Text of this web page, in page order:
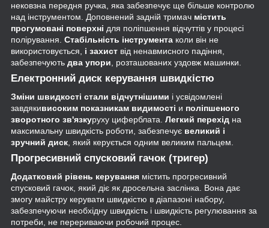
нековзна передня ручка, яка забезпечує ще більше контролю
над інструментом. Доповнений задній тримач містить
прогумовані поверхні для поліпшення відчуттів у процесі
полірування. Стабільність інструмента коли він не
використовується, і захист від ненавмисного падіння,
забезпечують два упори, розташованих уздовж машинки.
Електронний диск керування швидкістю
Зміни швидкості стали відчутнішими і усвідомлені
завдякивисоким показникам видимості и поліпшеного
зворотного зв'язкуруху циферблата. Легкий перехід на
максимальну швидкість роботи, забезпечує великий і
зручний диск , який керується одним великим пальцем.
Прогресивний спусковий гачок (тригер)
Додатковий рівень керування містить прогресивний
спусковий гачок, який діє як дросельна заслінка. Вона дає
змогу майстру керувати швидкістю в діапазоні набору,
забезпечуючи необхідну швидкість і швидкість регулювання за
потреби, не перериваючи робочий процес.